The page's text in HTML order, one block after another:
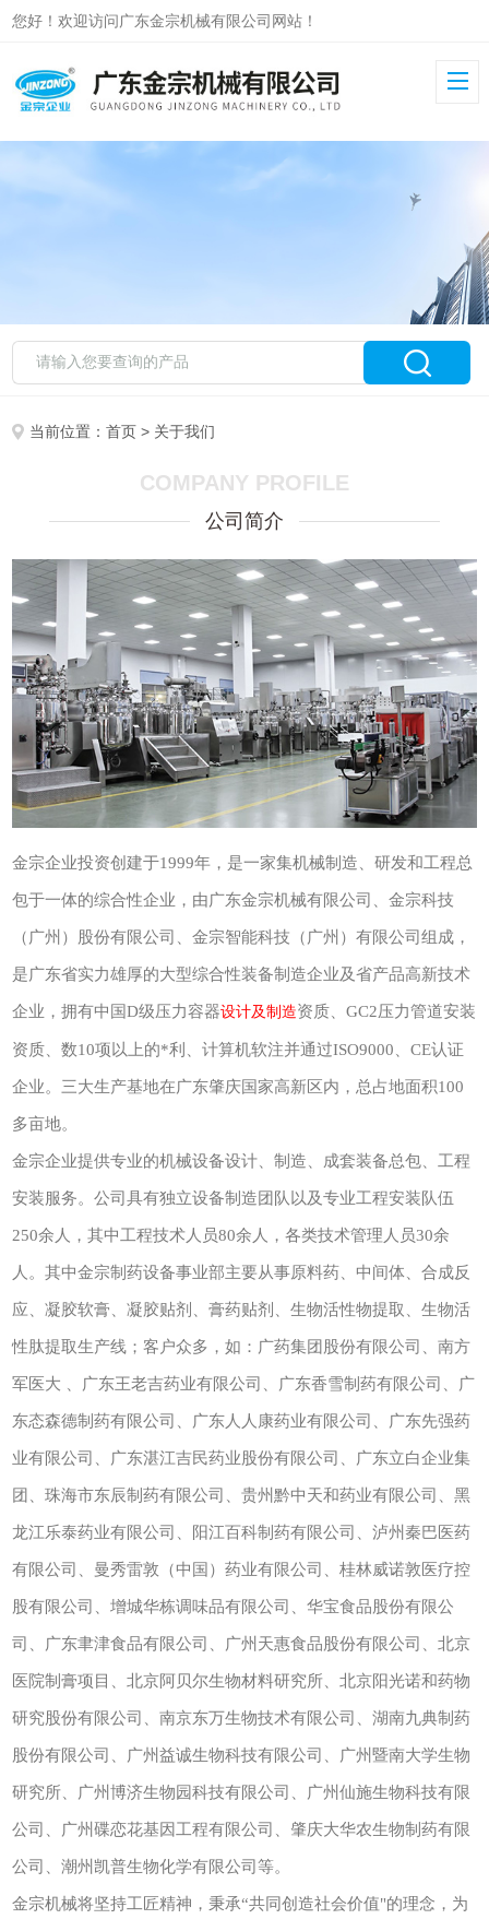
您好！欢迎访问广东金宗机械有限公司网站！
当前位置：首页 > 关于我们
COMPANY PROFILE
公司简介
金宗企业投资创建于1999年，是一家集机械制造、研发和工程总
包于一体的综合性企业，由广东金宗机械有限公司、金宗科技
（广州）股份有限公司、金宗智能科技（广州）有限公司组成 ，
是广东省实力雄厚的大型综合性装备制造企业及省产品高新技术
企业，拥有中国D级压力容器设计及制造资质、GC2压力管道安装
资质、数10项以上的*利、计算机软注并通过ISO9000、CE认证
企业。三大生产基地在广东肇庆国家高新区内，总占地面积100
多亩地。
金宗企业提供专业的机械设备设计、制造、成套装备总包、工程
安装服务。公司具有独立设备制造团队以及专业工程安装队伍
250余人，其中工程技术人员80余人，各类技术管理人员30余
人。其中金宗制药设备事业部主要从事原料药、中间体、合成反
应、凝胶软膏、凝胶贴剂、膏药贴剂、生物活性物提取、生物活
性肽提取生产线；客户众多，如： 广药集团股份有限公司、南方
军医大 、广东王老吉药业有限公司、广东香雪制药有限公司、广
东态森德制药有限公司、广东人人康药业有限公司、广东先强药
业有限公司、广东湛江吉民药业股份有限公司、广东立白企业集
团、珠海市东辰制药有限公司、贵州黔中天和药业有限公司、黑
龙江乐泰药业有限公司、阳江百科制药有限公司、泸州秦巴医药
有限公司、曼秀雷敦（中国）药业有限公司、桂林威诺敦医疗控
股有限公司、增城华栋调味品有限公司、华宝食品股份有限公
司、广东聿津食品有限公司、广州天惠食品股份有限公司、北京
医院制膏项目、北京阿贝尔生物材料研究所、北京阳光诺和药物
研究股份有限公司、南京东万生物技术有限公司、湖南九典制药
股份有限公司、广州益诚生物科技有限公司、广州暨南大学生物
研究所、广州博济生物园科技有限公司、广州仙施生物科技有限
公司、广州碟恋花基因工程有限公司、肇庆大华农生物制药有限
公司、潮州凯普生物化学有限公司等。
金宗机械将坚持工匠精神，秉承“共同创造社会价值"的理念，为